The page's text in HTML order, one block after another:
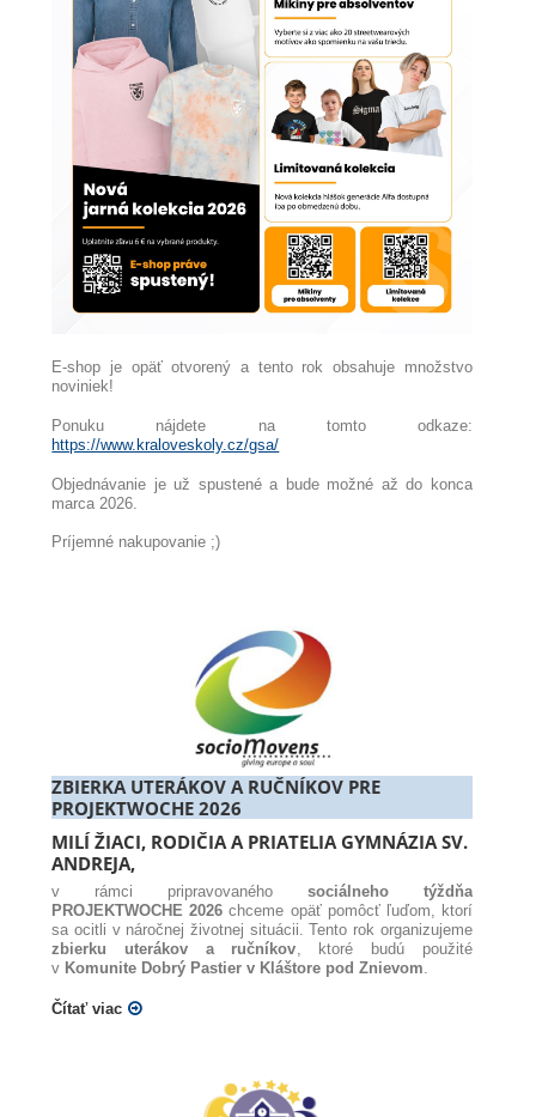
E-shop je opäť otvorený a tento rok obsahuje množstvo
noviniek!
Ponuku nájdete na tomto odkaze:
https://www.kraloveskoly.cz/gsa/
Objednávanie je už spustené a bude možné až do konca
marca 2026.
Príjemné nakupovanie ;)
ZBIERKA UTERÁKOV A RUČNÍKOV PRE
PROJEKTWOCHE 2026
MILÍ ŽIACI, RODIČIA A PRIATELIA GYMNÁZIA SV.
ANDREJA,
v rámci pripravovaného
sociálneho týždňa
PROJEKTWOCHE 2026 chceme opäť pomôcť ľuďom, ktorí
sa ocitli v náročnej životnej situácii. Tento rok organizujeme
zbierku uterákov a ručníkov, ktoré budú použité
v Komunite Dobrý Pastier v Kláštore pod Znievom.
Čítať viac